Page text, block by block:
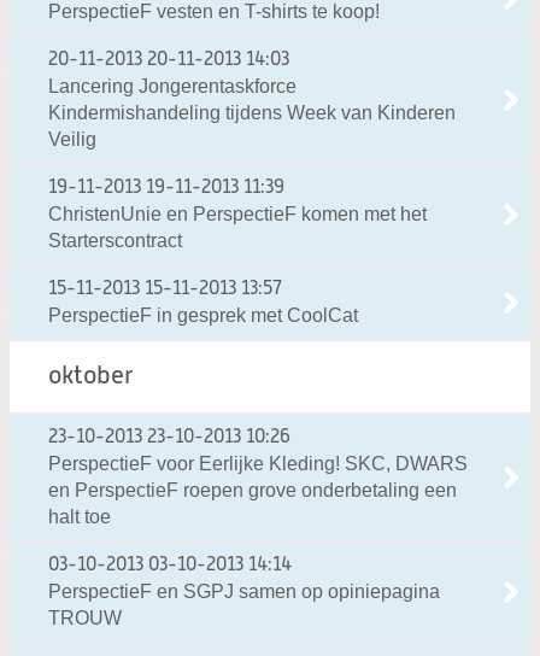
PerspectieF vesten en T-shirts te koop!
20-11-2013 20-11-2013 14:03
Lancering Jongerentaskforce
Kindermishandeling tijdens Week van Kinderen
Veilig
19-11-2013 19-11-2013 11:39
ChristenUnie en PerspectieF komen met het
Starterscontract
15-11-2013 15-11-2013 13:57
PerspectieF in gesprek met CoolCat
oktober
23-10-2013 23-10-2013 10:26
PerspectieF voor Eerlijke Kleding! SKC, DWARS
en PerspectieF roepen grove onderbetaling een
halt toe
03-10-2013 03-10-2013 14:14
PerspectieF en SGPJ samen op opiniepagina
TROUW